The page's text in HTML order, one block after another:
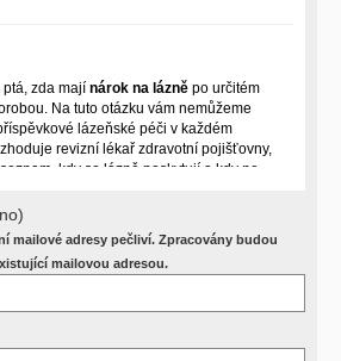
zda mají nárok na lázně po určitém
Na tuto otázku vám nemůžeme
lázeňské péči v každém
revizní lékař zdravotní pojišťovny,
kdy se lázně poskytují a kdy ne.
zdravotních okolnostech.
lékaře o návrh, který pak posoudí
vám spolehlivou odpověď dát
mailové adresy pečliví. Zpracovány budou
mailovou adresou.